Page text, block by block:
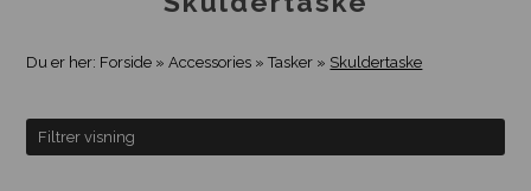
Du er her: Forside »Accessories »Tasker » Skuldertaske
Filtrer visning